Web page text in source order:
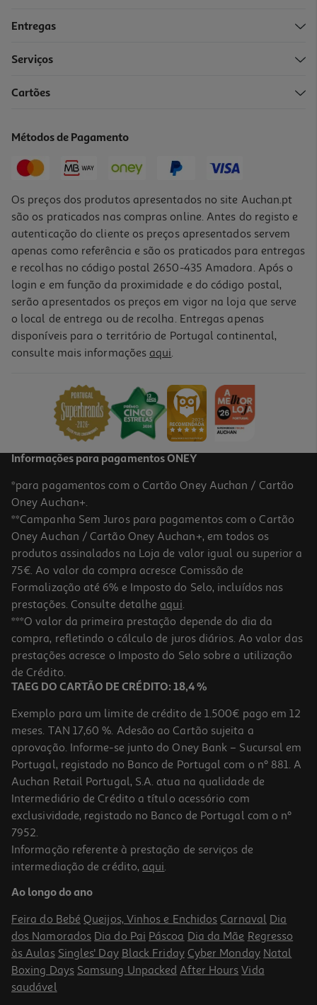
Proteína Goldnutrition V-Protein Vegetal Baunilha 240g
14,99 €
V-Protein Goldnutrition Baunilha 720 G
47.92 €/Kg
34,50 €
Proteína Goldnutrition V-Protein Vegetal Avelã 240g
62.46 €/Kg
14,99 €
Entregas
Serviços
Cartões
Métodos de Pagamento
Os preços dos produtos apresentados no site Auchan.pt
são os praticados nas compras online. Antes do registo e
autenticação do cliente os preços apresentados servem
apenas como referência e são os praticados para entregas
e recolhas no código postal 2650-435 Amadora. Após o
login e em função da proximidade e do código postal,
serão apresentados os preços em vigor na loja que serve
o local de entrega ou de recolha. Entregas apenas
disponíveis para o território de Portugal continental,
consulte mais informações aqui.
Informações para pagamentos ONEY
*para pagamentos com o Cartão Oney Auchan / Cartão
Oney Auchan+.
**Campanha Sem Juros para pagamentos com o Cartão
Oney Auchan / Cartão Oney Auchan+, em todos os
produtos assinalados na Loja de valor igual ou superior a
75€. Ao valor da compra acresce Comissão de
Formalização até 6% e Imposto do Selo, incluídos nas
prestações. Consulte detalhe aqui.
***O valor da primeira prestação depende do dia da
compra, refletindo o cálculo de juros diários. Ao valor das
prestações acresce o Imposto do Selo sobre a utilização
de Crédito.
TAEG DO CARTÃO DE CRÉDITO: 18,4 %
Exemplo para um limite de crédito de 1.500€ pago em 12
meses. TAN 17,60 %. Adesão ao Cartão sujeita a
aprovação. Informe-se junto do Oney Bank – Sucursal em
Portugal, registado no Banco de Portugal com o nº 881. A
Auchan Retail Portugal, S.A. atua na qualidade de
Intermediário de Crédito a título acessório com
exclusividade, registado no Banco de Portugal com o nº
7952.
Informação referente à prestação de serviços de
intermediação de crédito, aqui.
Ao longo do ano
Feira do Bebé Queijos, Vinhos e Enchidos Carnaval Dia
dos Namorados Dia do Pai Páscoa Dia da Mãe Regresso
às Aulas Singles' Day Black Friday Cyber Monday Natal
Boxing Days Samsung Unpacked After Hours Vida
saudável